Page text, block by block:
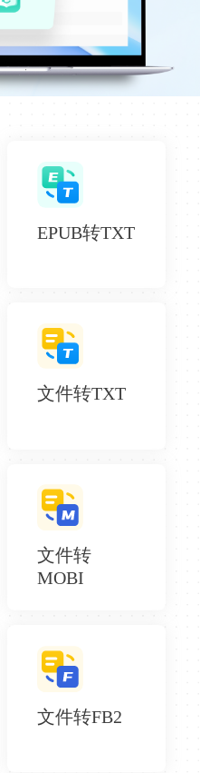
EPUB转TXT
文件转TXT
文件转
MOBI
文件转FB2